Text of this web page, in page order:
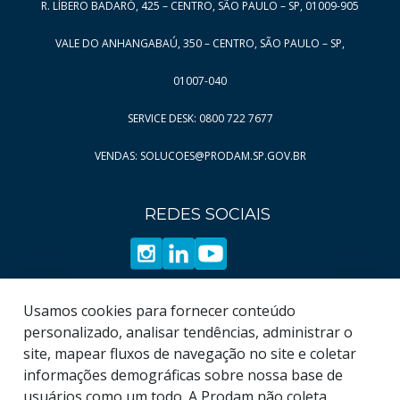
Página
Página
19
Página
58
Página
59
Página
Página
64
Página
65
Página
66
Página
67
Página
68
R. LÍBERO BADARÓ, 425 – CENTRO, SÃO PAULO – SP, 01009-905
VALE DO ANHANGABAÚ, 350 – CENTRO, SÃO PAULO – SP,
01007-040
SERVICE DESK: 0800 722 7677
VENDAS: SOLUCOES@PRODAM.SP.GOV.BR
REDES SOCIAIS
Usamos cookies para fornecer conteúdo
personalizado, analisar tendências, administrar o
site, mapear fluxos de navegação no site e coletar
informações demográficas sobre nossa base de